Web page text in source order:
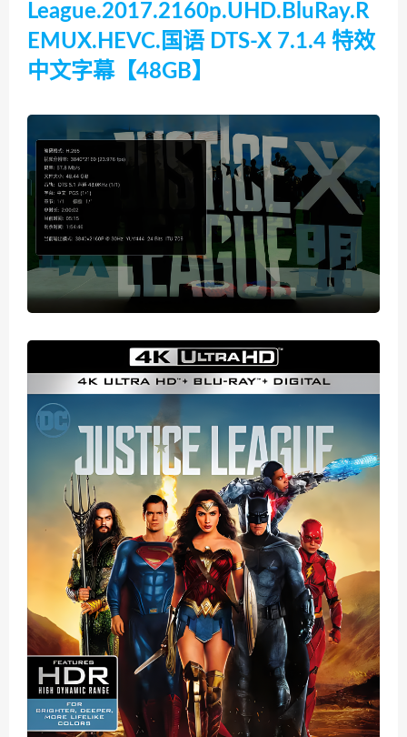
League.2017.2160p.UHD.BluRay.R
EMUX.HEVC.国语 DTS-X 7.1.4 特效
中文字幕【48GB】